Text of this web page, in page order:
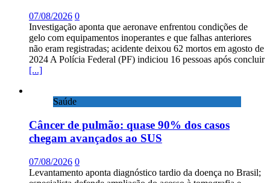
07/08/2026 0
Investigação aponta que aeronave enfrentou condições de
gelo com equipamentos inoperantes e que falhas anteriores
não eram registradas; acidente deixou 62 mortos em agosto de
2024 A Polícia Federal (PF) indiciou 16 pessoas após concluir
[...]
Saúde
Câncer de pulmão: quase 90% dos casos
chegam avançados ao SUS
07/08/2026 0
Levantamento aponta diagnóstico tardio da doença no Brasil;